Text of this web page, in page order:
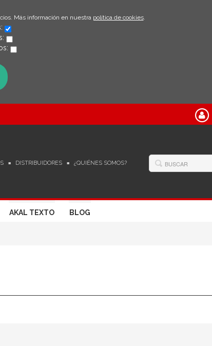
Más información en nuestra política de cookies.
DISTRIBUIDORES ¿QUIÉNES SOMOS?
AKAL TEXTO BLOG